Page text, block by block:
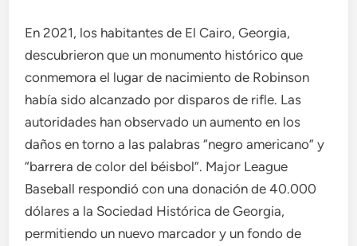
En 2021, los habitantes de El Cairo, Georgia,
descubrieron que un monumento histórico que
conmemora el lugar de nacimiento de Robinson
había sido alcanzado por disparos de rifle. Las
autoridades han observado un aumento en los
daños en torno a las palabras “negro americano” y
“barrera de color del béisbol”. Major League
Baseball respondió con una donación de 40.000
dólares a la Sociedad Histórica de Georgia,
permitiendo un nuevo marcador y un fondo de